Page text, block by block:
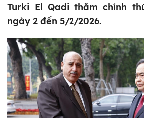
Turki El Qadi thăm chính
ngày 2 đến 5/2/2026.